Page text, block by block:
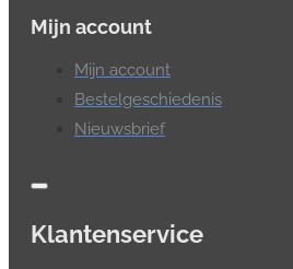
Mijn account
Mijn account
Bestelgeschiedenis
Nieuwsbrief
Klantenservice